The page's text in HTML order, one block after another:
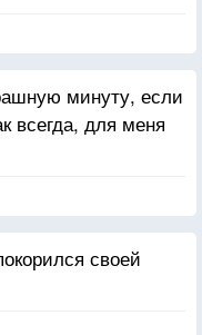
минуту, если
всегда, для меня
своей